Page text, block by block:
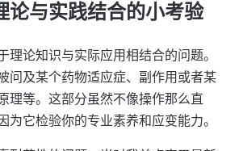
论与实践结合的小考验
理论知识与实际应用相结合的问题。
问及某个药物适应症、副作用或者某
理等。这部分虽然不像操作那么直
为它检验你的专业素养和应变能力。